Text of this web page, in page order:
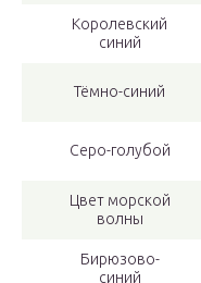
Королевский
синий
Тёмно-синий
Серо-голубой
Цвет морской
волны
Бирюзово-
синий